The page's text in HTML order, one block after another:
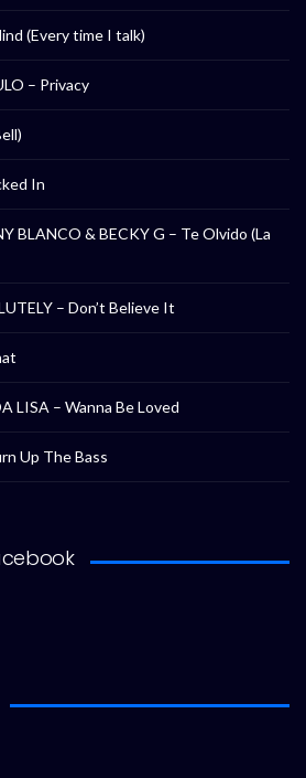
(Every time I talk)
– Privacy
In
BLANCO & BECKY G – Te Olvido (La
– Don’t Believe It
LISA – Wanna Be Loved
Up The Bass